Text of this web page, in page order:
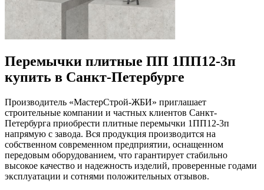
Перемычки плитные ПП 1ПП12-3п
купить в Санкт-Петербурге
Производитель «МастерСтрой-ЖБИ» приглашает
строительные компании и частных клиентов Санкт-
Петербурга приобрести плитные перемычки 1ПП12-3п
напрямую с завода. Вся продукция производится на
собственном современном предприятии, оснащенном
передовым оборудованием, что гарантирует стабильно
высокое качество и надежность изделий, проверенные годами
эксплуатации и сотнями положительных отзывов.